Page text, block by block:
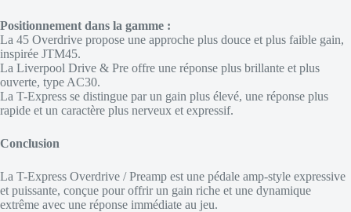
Positionnement dans la gamme :
La 45 Overdrive propose une approche plus douce et plus faible gain,
inspirée JTM45.
La Liverpool Drive & Pre offre une réponse plus brillante et plus
ouverte, type AC30.
La T-Express se distingue par un gain plus élevé, une réponse plus
rapide et un caractère plus nerveux et expressif.
Conclusion
La T-Express Overdrive / Preamp est une pédale amp-style expressive
et puissante, conçue pour offrir un gain riche et une dynamique
extrême avec une réponse immédiate au jeu.